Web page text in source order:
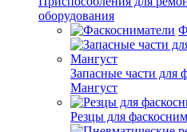
оборудования
Запасные части для
Мангуст
Резцы для